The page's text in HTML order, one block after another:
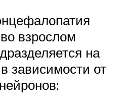
взрослом
на
зависимости от